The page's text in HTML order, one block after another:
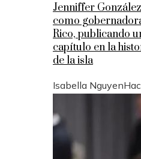
Jenniffer
como
Rico, publicando
capítulo en la
de la isla
Isabella Nguyen